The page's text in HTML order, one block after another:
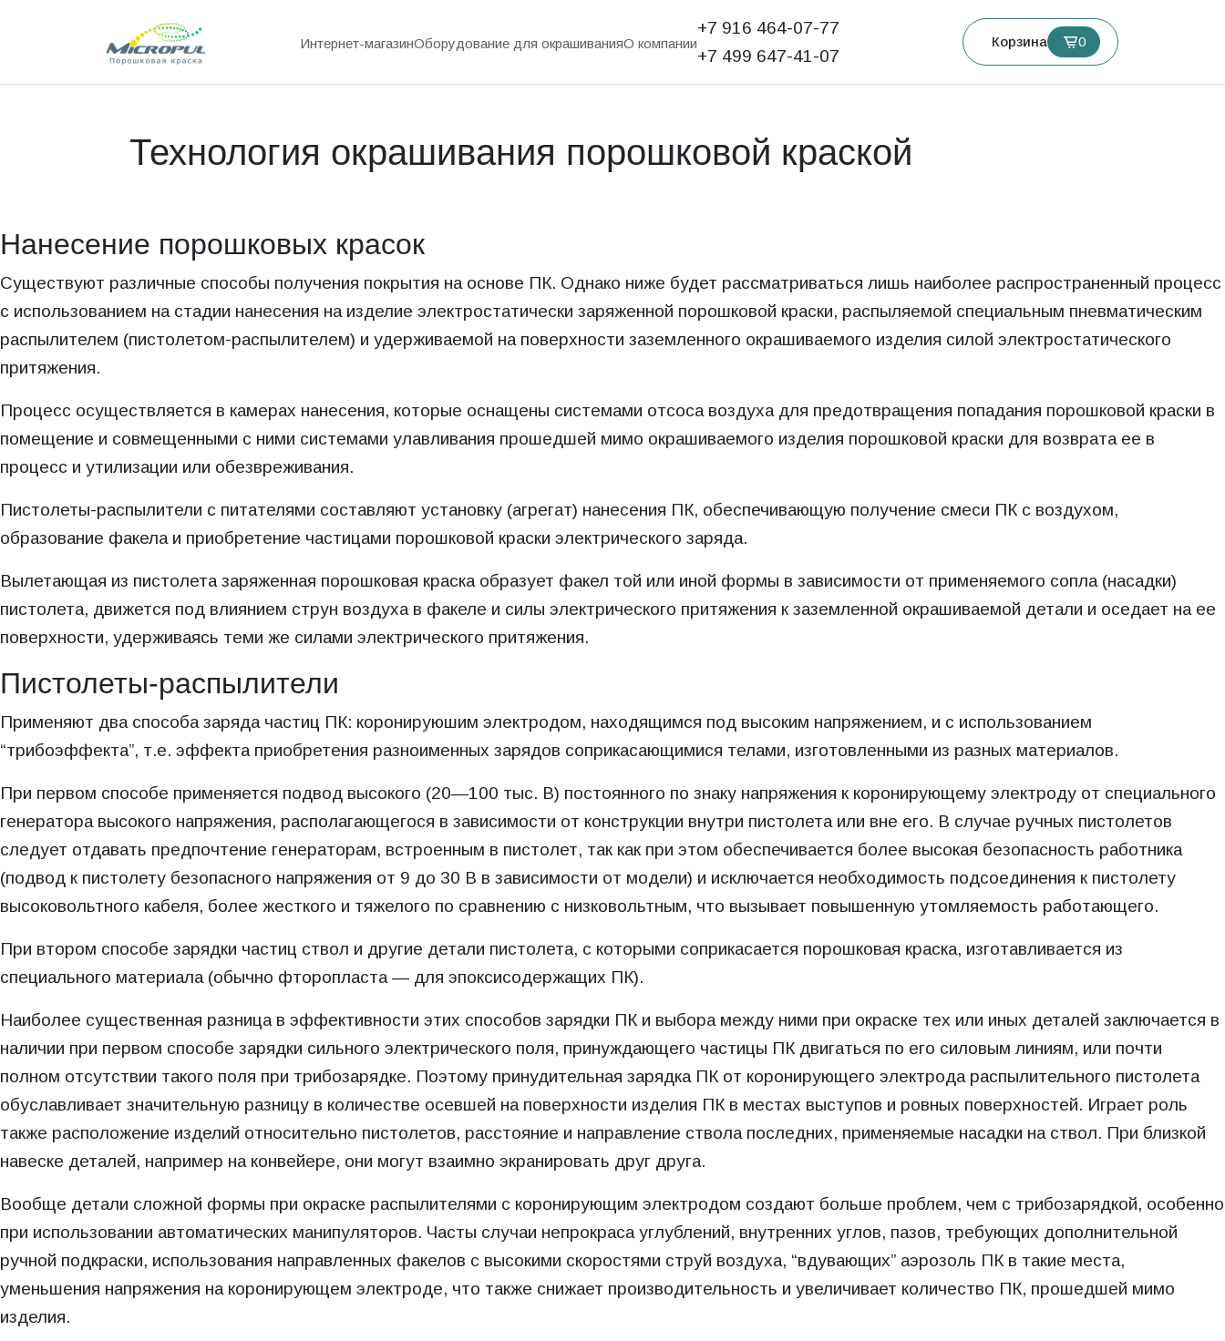
Интернет-магазинОборудование для окрашиванияО компании
+7 916 464-07-77‬
+7 499 647-41-07‬
Корзина 0
Технология окрашивания порошковой краской
Нанесение порошковых красок
Существуют различные способы получения покрытия на основе ПК. Однако ниже будет рассматриваться лишь наиболее распространенный процесс
с использованием на стадии нанесения на изделие электростатически заряженной порошковой краски, распыляемой специальным пневматическим
распылителем (пистолетом-распылителем) и удерживаемой на поверхности заземленного окрашиваемого изделия силой электростатического
притяжения.
Процесс осуществляется в камерах нанесения, которые оснащены системами отсоса воздуха для предотвращения попадания порошковой краски в
помещение и совмещенными с ними системами улавливания прошедшей мимо окрашиваемого изделия порошковой краски для возврата ее в
процесс и утилизации или обезвреживания.
Пистолеты-распылители с питателями составляют установку (агрегат) нанесения ПК, обеспечивающую получение смеси ПК с воздухом,
образование факела и приобретение частицами порошковой краски электрического заряда.
Вылетающая из пистолета заряженная порошковая краска образует факел той или иной формы в зависимости от применяемого сопла (насадки)
пистолета, движется под влиянием струн воздуха в факеле и силы электрического притяжения к заземленной окрашиваемой детали и оседает на ее
поверхности, удерживаясь теми же силами электрического притяжения.
Пистолеты-распылители
Применяют два способа заряда частиц ПК: коронируюшим электродом, находящимся под высоким напряжением, и с использованием
“трибоэффекта”, т.е. эффекта приобретения разноименных зарядов соприкасающимися телами, изготовленными из разных материалов.
При первом способе применяется подвод высокого (20—100 тыс. В) постоянного по знаку напряжения к коронирующему электроду от специального
генератора высокого напряжения, располагающегося в зависимости от конструкции внутри пистолета или вне его. В случае ручных пистолетов
следует отдавать предпочтение генераторам, встроенным в пистолет, так как при этом обеспечивается более высокая безопасность работника
(подвод к пистолету безопасного напряжения от 9 до 30 В в зависимости от модели) и исключается необходимость подсоединения к пистолету
высоковольтного кабеля, более жесткого и тяжелого по сравнению с низковольтным, что вызывает повышенную утомляемость работающего.
При втором способе зарядки частиц ствол и другие детали пистолета, с которыми соприкасается порошковая краска, изготавливается из
специального материала (обычно фторопласта — для эпоксисодержащих ПК).
Наиболее существенная разница в эффективности этих способов зарядки ПК и выбора между ними при окраске тех или иных деталей заключается в
наличии при первом способе зарядки сильного электрического поля, принуждающего частицы ПК двигаться по его силовым линиям, или почти
полном отсутствии такого поля при трибозарядке. Поэтому принудительная зарядка ПК от коронирующего электрода распылительного пистолета
обуславливает значительную разницу в количестве осевшей на поверхности изделия ПК в местах выступов и ровных поверхностей. Играет роль
также расположение изделий относительно пистолетов, расстояние и направление ствола последних, применяемые насадки на ствол. При близкой
навеске деталей, например на конвейере, они могут взаимно экранировать друг друга.
Вообще детали сложной формы при окраске распылителями с коронирующим электродом создают больше проблем, чем с трибозарядкой, особенно
при использовании автоматических манипуляторов. Часты случаи непрокраса углублений, внутренних углов, пазов, требующих дополнительной
ручной подкраски, использования направленных факелов с высокими скоростями струй воздуха, “вдувающих” аэрозоль ПК в такие места,
уменьшения напряжения на коронирующем электроде, что также снижает производительность и увеличивает количество ПК, прошедшей мимо
изделия.